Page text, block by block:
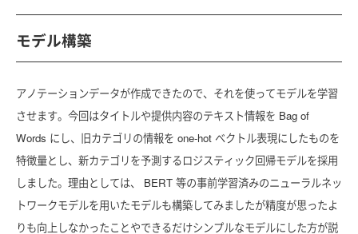
モデル構築
アノテーションデータが作成できたので、それを使ってモデルを学習
させます。今回はタイトルや提供内容のテキスト情報を Bag of
Words にし、旧カテゴリの情報を one-hot ベクトル表現にしたものを
特徴量とし、新カテゴリを予測するロジスティック回帰モデルを採用
しました。理由としては、 BERT 等の事前学習済みのニューラルネッ
トワークモデルを用いたモデルも構築してみましたが精度が思ったよ
りも向上しなかったことやできるだけシンプルなモデルにした方が説